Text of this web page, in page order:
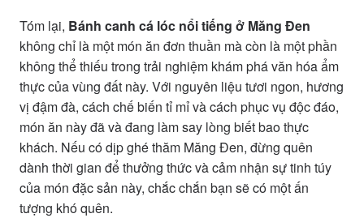
Tóm lại, Bánh canh cá lóc nổi tiếng ở Măng Đen
không chỉ là một món ăn đơn thuần mà còn là một phần
không thể thiếu trong trải nghiệm khám phá văn hóa ẩm
thực của vùng đất này. Với nguyên liệu tươi ngon, hương
vị đậm đà, cách chế biến tỉ mỉ và cách phục vụ độc đáo,
món ăn này đã và đang làm say lòng biết bao thực
khách. Nếu có dịp ghé thăm Măng Đen, đừng quên
dành thời gian để thưởng thức và cảm nhận sự tinh túy
của món đặc sản này, chắc chắn bạn sẽ có một ấn
tượng khó quên.